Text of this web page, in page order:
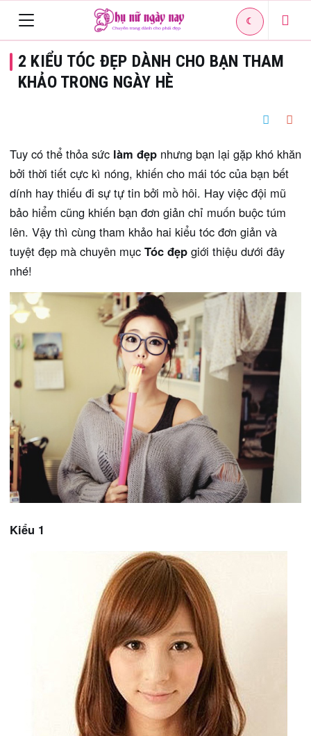
navigation
☾
2 KIỂU TÓC ĐẸP DÀNH CHO BẠN THAM
KHẢO TRONG NGÀY HÈ
Tuy có thể thỏa sức làm đẹp nhưng bạn lại gặp khó khăn
bởi thời tiết cực kì nóng, khiến cho mái tóc của bạn bết
dính hay thiếu đi sự tự tin bởi mồ hôi. Hay việc đội mũ
bảo hiểm cũng khiến bạn đơn giản chỉ muốn buộc túm
lên. Vậy thì cùng tham khảo hai kiểu tóc đơn giản và
tuyệt đẹp mà chuyên mục Tóc đẹp giới thiệu dưới đây
nhé!
Kiểu 1